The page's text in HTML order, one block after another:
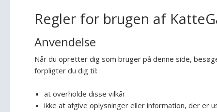
Regler for brugen af
Anvendelse
Når du opretter dig som bruger på denne side,
forpligter du dig til:
at overholde disse vilkår
ikke at afgive oplysninger eller information, der er